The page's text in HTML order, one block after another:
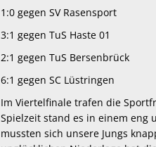
1:0 gegen SV Rasensport
3:1 gegen TuS Haste 01
2:1 gegen TuS Bersenbrück
6:1 gegen SC Lüstringen
Im Viertelfinale trafen die
Spielzeit stand es in einem eng
mussten sich unsere Jungs